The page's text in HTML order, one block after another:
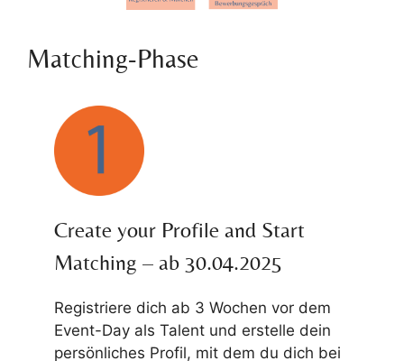
Matching-Phase
Create your Profile and Start
Matching – ab 30.04.2025
Registriere dich ab 3 Wochen vor dem
Event-Day als Talent und erstelle dein
persönliches Profil, mit dem du dich bei